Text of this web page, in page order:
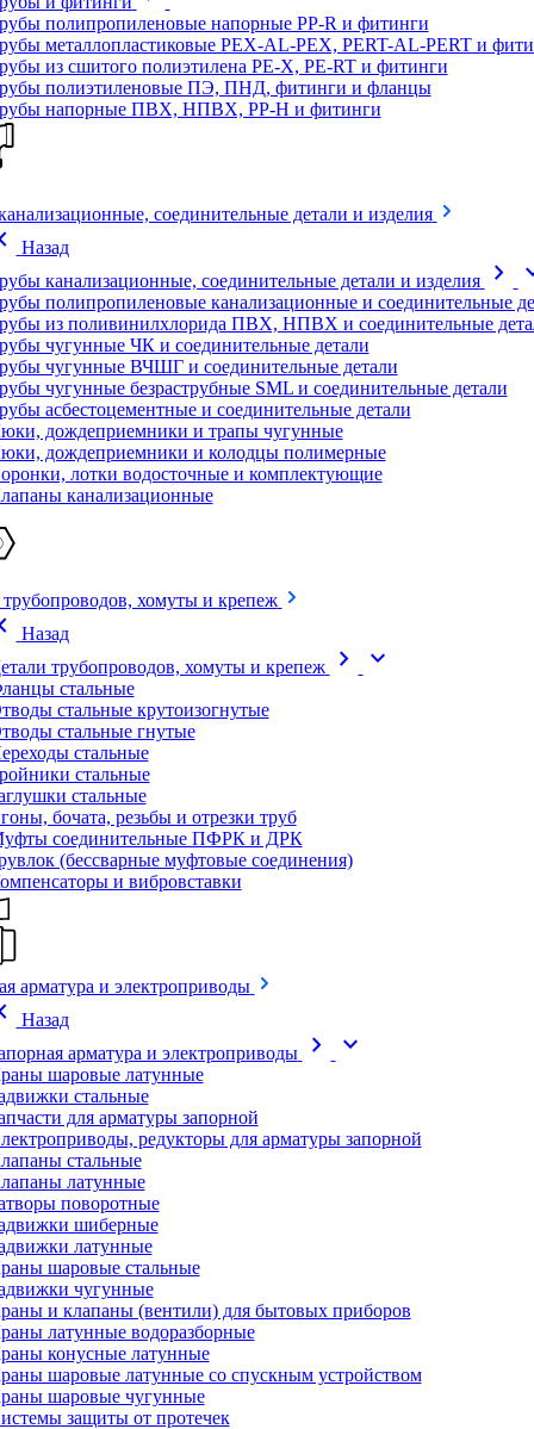
полипропиленовые напорные PP-R и фитинги
металлопластиковые PEX-AL-PEX, PERT-AL-PERT и
из сшитого полиэтилена PE-X, PE-RT и фитинги
полиэтиленовые ПЭ, ПНД, фитинги и фланцы
напорные ПВХ, НПВХ, PP-H и фитинги
соединительные детали и изделия
Назад
канализационные, соединительные детали и изделия
chevron_right
полипропиленовые канализационные и соединительные
из поливинилхлорида ПВХ, НПВХ и соединительные
чугунные ЧК и соединительные детали
чугунные ВЧШГ и соединительные детали
чугунные безраструбные SML и соединительные детали
асбестоцементные и соединительные детали
дождеприемники и трапы чугунные
дождеприемники и колодцы полимерные
лотки водосточные и комплектующие
канализационные
трубопроводов, хомуты и крепеж
Назад
трубопроводов, хомуты и крепеж
chevron_right expand_more
стальные
стальные крутоизогнутые
стальные гнутые
стальные
стальные
стальные
бочата, резьбы и отрезки труб
соединительные ПФРК и ДРК
(бессварные муфтовые соединения)
и вибровставки
арматура и электроприводы
Назад
арматура и электроприводы
chevron_right expand_more
шаровые латунные
стальные
для арматуры запорной
редукторы для арматуры запорной
стальные
латунные
поворотные
шиберные
латунные
шаровые стальные
чугунные
и клапаны (вентили) для бытовых приборов
латунные водоразборные
конусные латунные
шаровые латунные со спускным устройством
шаровые чугунные
защиты от протечек